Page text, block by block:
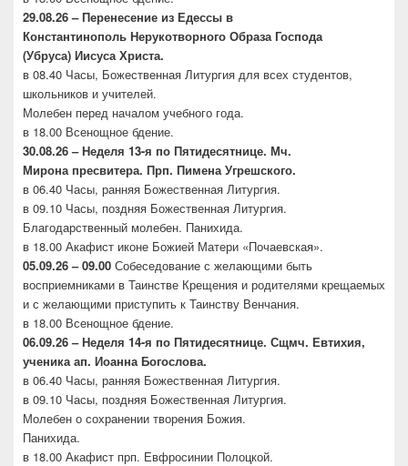
29.08.26 – Перенесение из Едессы в
Константинополь Нерукотворного Образа Господа
(Убруса) Иисуса Христа.
в 08.40 Часы, Божественная Литургия для всех студентов,
школьников и учителей.
Молебен перед началом учебного года.
в 18.00 Всенощное бдение.
30.08.26 – Неделя 13-я по Пятидесятнице. Мч.
Мирона пресвитера. Прп. Пимена Угрешского.
в 06.40 Часы, ранняя Божественная Литургия.
в 09.10 Часы, поздняя Божественная Литургия.
Благодарственный молебен. Панихида.
в 18.00 Акафист иконе Божией Матери «Почаевская».
05.09.26 – 09.00 Собеседование с желающими быть
восприемниками в Таинстве Крещения и родителями крещаемых
и с желающими приступить к Таинству Венчания.
в 18.00 Всенощное бдение.
06.09.26 – Неделя 14-я по Пятидесятнице. Сщмч. Евтихия,
ученика ап. Иоанна Богослова.
в 06.40 Часы, ранняя Божественная Литургия.
в 09.10 Часы, поздняя Божественная Литургия.
Молебен о сохранении творения Божия.
Панихида.
в 18.00 Акафист прп. Евфросинии Полоцкой.